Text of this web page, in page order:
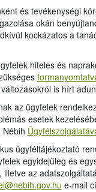
és tevékenységi
okán
kockázatos a
hiteles és
is hírt
az ügyfelek
esetek
ügyféltájékoztató
egyidejűleg és
az
e-mail